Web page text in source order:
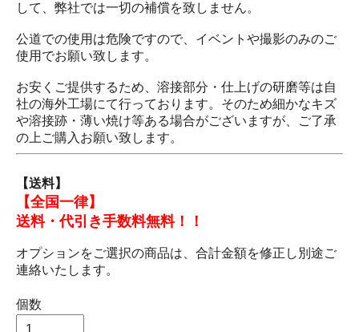
して、弊社では一切の補償を致しません。
公道での使用は危険ですので、イベントや撮影のみのご
使用でお願い致します。
お安くご提供するため、溶接部分・仕上げの研磨等は自
社の海外工場にて行っております。そのため細かなキズ
や溶接跡・薄い焼け等ある場合がございますが、ご了承
の上ご購入お願い致します。
【送料】
【全国一律】
送料・代引き手数料無料！！
オプションをご選択の商品は、合計金額を修正し別途ご
連絡いたします。
個数